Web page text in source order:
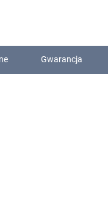
Gwarancja